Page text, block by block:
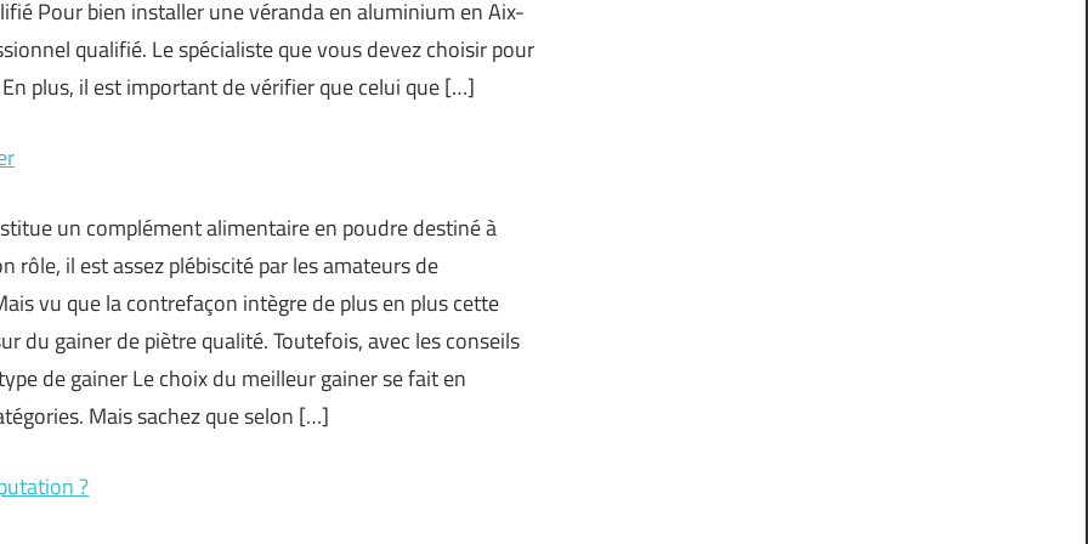
Pour bien installer une véranda en aluminium en Aix-
qualifié. Le spécialiste que vous devez choisir pour
plus, il est important de vérifier que celui que […]
un complément alimentaire en poudre destiné à
rôle, il est assez plébiscité par les amateurs de
vu que la contrefaçon intègre de plus en plus cette
du gainer de piètre qualité. Toutefois, avec les conseils
de gainer Le choix du meilleur gainer se fait en
Mais sachez que selon […]
?